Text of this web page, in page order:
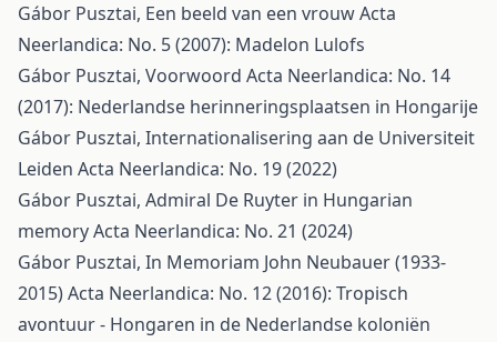
Gábor Pusztai, Een beeld van een vrouwActa
Neerlandica: No. 5 (2007): Madelon Lulofs
Gábor Pusztai, Voorwoord Acta Neerlandica: No. 14
(2017): Nederlandse herinneringsplaatsen in Hongarije
Gábor Pusztai, Internationalisering aan de Universiteit
Leiden Acta Neerlandica: No. 19 (2022)
Gábor Pusztai, Admiral De Ruyter in Hungarian
memoryActa Neerlandica: No. 21 (2024)
Gábor Pusztai, In Memoriam John Neubauer (1933-
2015)Acta Neerlandica: No. 12 (2016): Tropisch
avontuur - Hongaren in de Nederlandse koloniën